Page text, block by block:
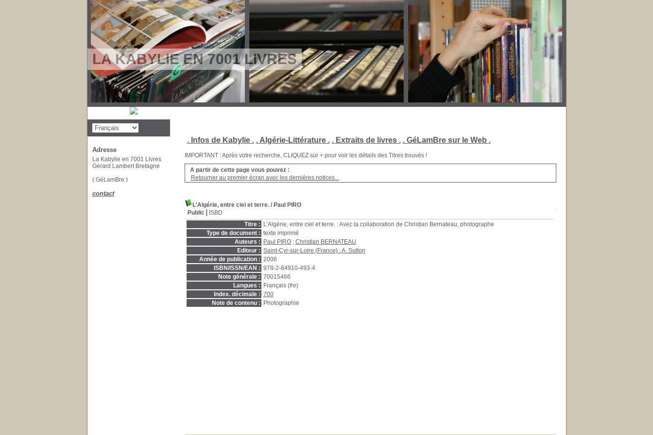
LA KABYLIE EN 7001 LIVRES
. Infos de Kabylie . . Algérie-Littérature . . Extraits de livres . . GéLamBre sur le Web .
IMPORTANT : Après votre recherche, CLIQUEZ sur + pour voir les détails des Titres trouvés !
A partir de cette page vous pouvez :
Retourner au premier écran avec les dernières notices...
L'Algérie, entre ciel et terre./ Paul PIRO
Public
ISBD
Titre :
L'Algérie, entre ciel et terre. : Avec la collaboration de Christian Bernateau, photographe
Type de document : texte imprimé
Auteurs :
Paul PIRO; Christian BERNATEAU
Editeur : Saint-Cyr-sur-Loire (France) : A. Sutton
Année de publication : 2006
ISBN/ISSN/EAN : 978-2-84910-493-4
Note générale : 70015466
Langues :
Français (fre)
Index. décimale : 700
Note de contenu :
Photographie
Adresse
La Kabylie en 7001 Livres
Gérard Lambert Bretagne
( GéLamBre )
contact